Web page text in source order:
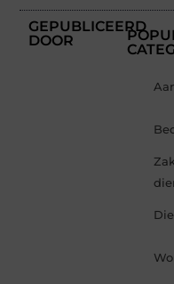
GEPUBLICEERD
DOOR